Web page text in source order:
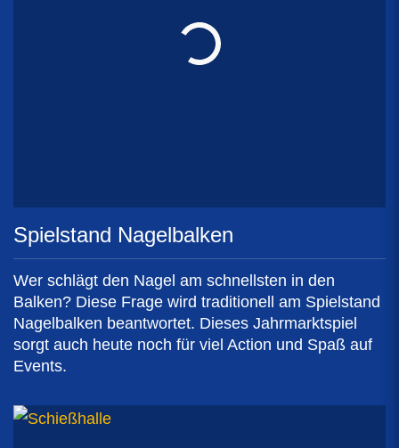
Spielstand Nagelbalken
Wer schlägt den Nagel am schnellsten in den
Balken? Diese Frage wird traditionell am Spielstand
Nagelbalken beantwortet. Dieses Jahrmarktspiel
sorgt auch heute noch für viel Action und Spaß auf
Events.